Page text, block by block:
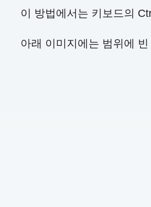
이 방법에서는 키보드의
아래 이미지에는 범위에